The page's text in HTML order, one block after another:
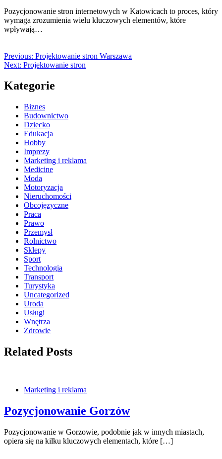
Pozycjonowanie stron internetowych w Katowicach to proces, który
wymaga zrozumienia wielu kluczowych elementów, które
wpływają…
Previous: Projektowanie stron Warszawa
Next: Projektowanie stron
Kategorie
Biznes
Budownictwo
Dziecko
Edukacja
Hobby
Imprezy
Marketing i reklama
Medicine
Moda
Motoryzacja
Nieruchomości
Obcojęzyczne
Praca
Prawo
Przemysł
Rolnictwo
Sklepy
Sport
Technologia
Transport
Turystyka
Uncategorized
Uroda
Usługi
Wnętrza
Zdrowie
Related Posts
Marketing i reklama
Pozycjonowanie Gorzów
Pozycjonowanie w Gorzowie, podobnie jak w innych miastach,
opiera się na kilku kluczowych elementach, które […]